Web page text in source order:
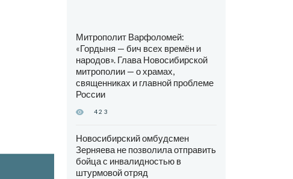
Митрополит Варфоломей:
«Гордыня — бич всех времён и
народов». Глава Новосибирской
митрополии — о храмах,
священниках и главной проблеме
России
423
Новосибирский омбудсмен
Зерняева не позволила отправить
бойца с инвалидностью в
штурмовой отряд